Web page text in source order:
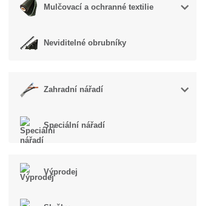
Mulčovací a ochranné textilie
Neviditelné obrubníky
Zahradní nářadí
Speciální nářadí
Výprodej